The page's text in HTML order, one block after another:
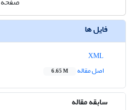
فایل ها
اصل مقاله
6.65 M
سابقه مقاله